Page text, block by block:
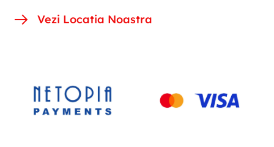
Vezi Locatia Noastra